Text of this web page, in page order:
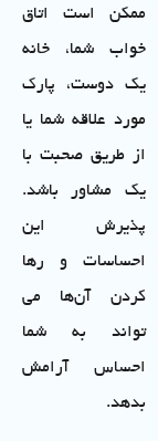
ممکن است اتاق
خواب شما، خانه
یک دوست، پارک
مورد علاقه شما یا
از طریق صحبت با
یک مشاور باشد.
پذیرش این
احساسات و رها
کردن آن‌ها می
‌تواند به شما
احساس آرامش
بدهد.